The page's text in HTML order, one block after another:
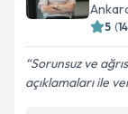
5 (
Sorunsuz ve
açıklamaları ile